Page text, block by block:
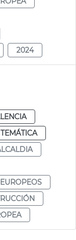
2024